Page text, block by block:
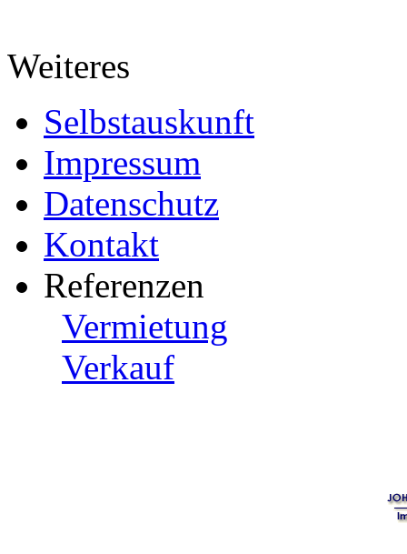
Weiteres
Selbstauskunft
Impressum
Datenschutz
Kontakt
Referenzen
Vermietung
Verkauf